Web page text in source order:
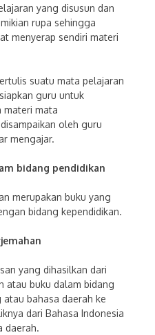
yang disusun dan
rupa sehingga
menyerap sendiri materi
suatu mata pelajaran
guru untuk
materi mata
oleh guru
mengajar.
bidang pendidikan
merupakan buku yang
bidang kependidikan.
yang dihasilkan dari
atau buku dalam bidang
atau bahasa daerah ke
dari Bahasa Indonesia
daerah.